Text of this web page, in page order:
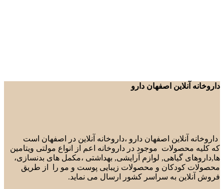
داروخانه آنلاین اصفهان دارو
داروخانه آنلاین اصفهان دارو ،داروخانه آنلاین در اصفهان است
که کلیه محصولات موجود در داروخانه اعم از انواع مولتی ویتامین
ها,داروهای گیاهی, لوازم آرایشی, بهداشتی ،مکمل های بدنسازی،
محصولات کودکان و محصولات زیبایی پوست و مو را از طریق
فروش آنلاین به سراسر کشور ارسال می نماید.